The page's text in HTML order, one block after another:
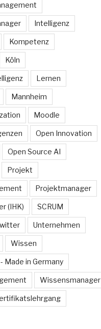
Intelligenz
Kompetenz
Köln
Lernen
Mannheim
Moodle
Open Innovation
Open Source AI
Projekt
Projektmanager
(IHK) SCRUM
Unternehmen
Wissen
Made in Germany
Wissensmanager